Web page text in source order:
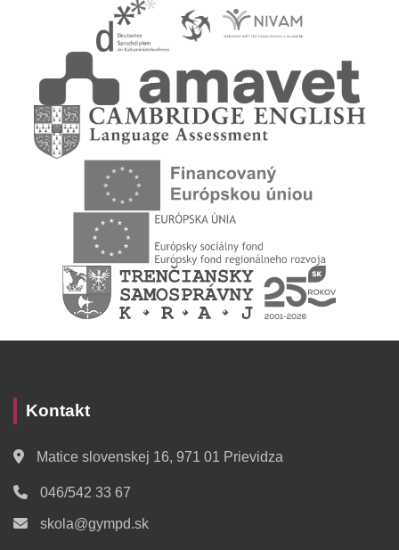
Kontakt
Matice slovenskej 16, 971 01 Prievidza
046/542 33 67
skola@gympd.sk